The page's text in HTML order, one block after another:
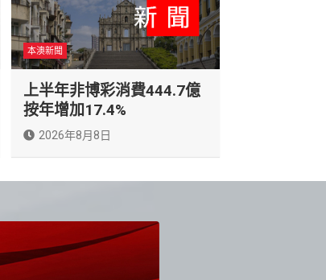
本澳新聞
上半年非博彩消費444.7億
按年增加17.4%
2026年8月8日